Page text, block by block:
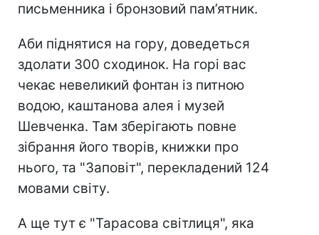
письменника і бронзовий пам’ятник.
Аби піднятися на гору, доведеться
здолати 300 сходинок. На горі вас
чекає невеликий фонтан із питною
водою, каштанова алея і музей
Шевченка. Там зберігають повне
зібрання його творів, книжки про
нього, та "Заповіт", перекладений 124
мовами світу.
А ще тут є "Тарасова світлиця", яка